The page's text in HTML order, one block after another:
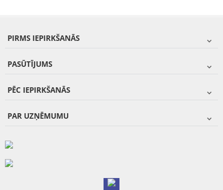
PIRMS IEPIRKŠANĀS
PASŪTĪJUMS
PĒC IEPIRKŠANĀS
PAR UZŅĒMUMU